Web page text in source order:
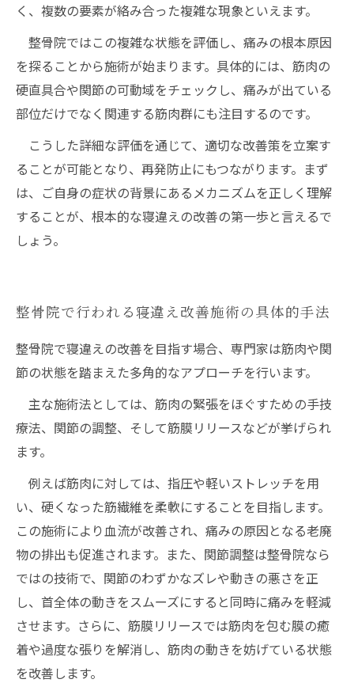
く、複数の要素が絡み合った複雑な現象といえます。
整骨院ではこの複雑な状態を評価し、痛みの根本原因
を探ることから施術が始まります。具体的には、筋肉の
硬直具合や関節の可動域をチェックし、痛みが出ている
部位だけでなく関連する筋肉群にも注目するのです。
こうした詳細な評価を通じて、適切な改善策を立案す
ることが可能となり、再発防止にもつながります。まず
は、ご自身の症状の背景にあるメカニズムを正しく理解
することが、根本的な寝違えの改善の第一歩と言えるで
しょう。
整骨院で行われる寝違え改善施術の具体的手法
整骨院で寝違えの改善を目指す場合、専門家は筋肉や関
節の状態を踏まえた多角的なアプローチを行います。
主な施術法としては、筋肉の緊張をほぐすための手技
療法、関節の調整、そして筋膜リリースなどが挙げられ
ます。
例えば筋肉に対しては、指圧や軽いストレッチを用
い、硬くなった筋繊維を柔軟にすることを目指します。
この施術により血流が改善され、痛みの原因となる老廃
物の排出も促進されます。また、関節調整は整骨院なら
ではの技術で、関節のわずかなズレや動きの悪さを正
し、首全体の動きをスムーズにすると同時に痛みを軽減
させます。さらに、筋膜リリースでは筋肉を包む膜の癒
着や過度な張りを解消し、筋肉の動きを妨げている状態
を改善します。